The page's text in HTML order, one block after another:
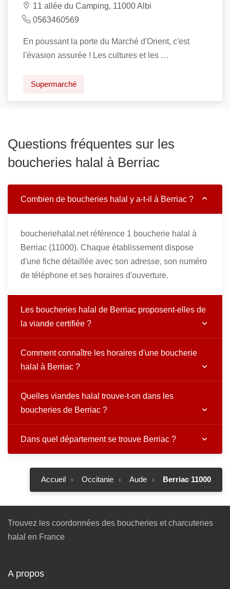
11 allée du Camping, 11000 Albi
0563460569
En poussant la porte du Marché d'Orient, c'est
l'évasion assurée ! Les cultures et les …
Supermarché
Questions fréquentes sur les
boucheries halal à Berriac
Combien de boucheries halal y a-t-il à Berriac ?
boucheriehalal.net référence 1 boucherie halal à
Berriac (11000). Chaque établissement dispose
d'une fiche détaillée avec son adresse, son numéro
de téléphone et ses horaires d'ouverture.
Les boucheries halal de Berriac proposent-elles de
la viande certifiée ?
Comment connaître les horaires d'une boucherie
halal à Berriac ?
Quelles viandes halal trouve-t-on dans les
boucheries de Berriac ?
Dans quel département se trouve Berriac ?
Accueil Occitanie Aude Berriac 11000
Trouvez les coordonnées des boucheries et charcuteries
halal en France
A propos